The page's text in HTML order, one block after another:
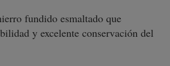
fundido esmaltado que
y excelente conservación del